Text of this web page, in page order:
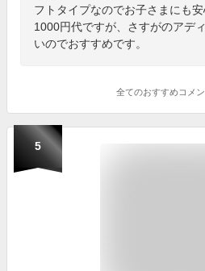
フトタイプなのでお子さまにも安
1000円代ですが、さすがのアデ
いのでおすすめです。
全てのおすすめコメン
5